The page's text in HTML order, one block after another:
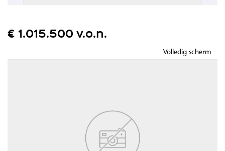
€ 1.015.500 v.o.n.
Volledig scherm